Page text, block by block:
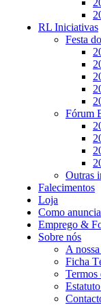
RL Iniciativas
Festa
Fórum
Outras
Falecimentos
Loja
Como
Emprego &
Sobre nós
A
Ficha
Termos